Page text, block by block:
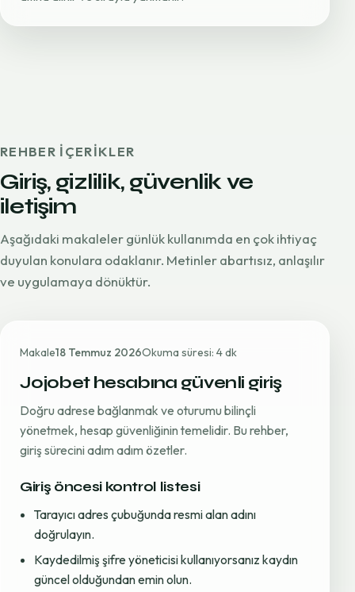
REHBER IÇERIKLER
Giriş, gizlilik, güvenlik ve
iletişim
Aşağıdaki makaleler günlük kullanımda en çok ihtiyaç
duyulan konulara odaklanır. Metinler abartısız, anlaşılır
ve uygulamaya dönüktür.
Makale18 Temmuz 2026Okuma süresi: 4 dk
Jojobet hesabına güvenli giriş
Doğru adrese bağlanmak ve oturumu bilinçli
yönetmek, hesap güvenliğinin temelidir. Bu rehber,
giriş sürecini adım adım özetler.
Giriş öncesi kontrol listesi
Tarayıcı adres çubuğunda resmi alan adını
doğrulayın.
Kaydedilmiş şifre yöneticisi kullanıyorsanız kaydın
güncel olduğundan emin olun.